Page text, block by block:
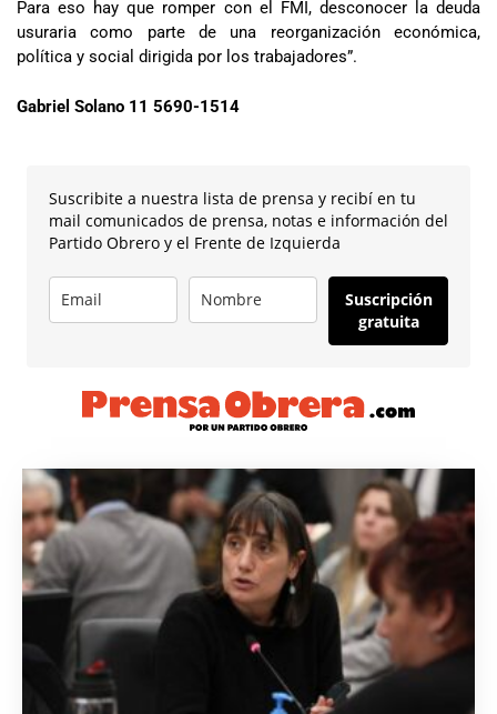
Para eso hay que romper con el FMI, desconocer la deuda
usuraria como parte de una reorganización económica,
política y social dirigida por los trabajadores”.
Gabriel Solano 11 5690-1514
Suscribite a nuestra lista de prensa y recibí en tu
mail comunicados de prensa, notas e información del
Partido Obrero y el Frente de Izquierda
Suscripción
gratuita